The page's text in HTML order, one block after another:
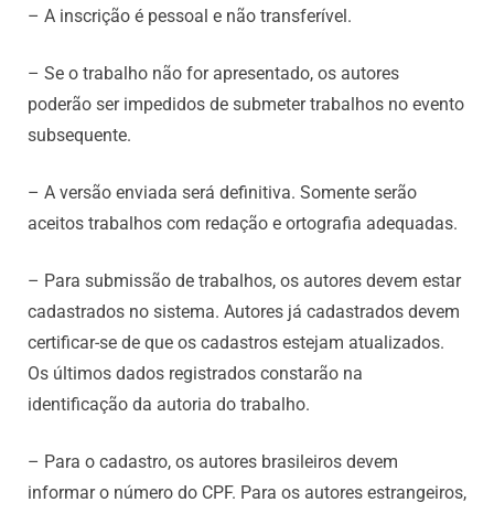
– A inscrição é pessoal e não transferível.
– Se o trabalho não for apresentado, os autores
poderão ser impedidos de submeter trabalhos no evento
subsequente.
– A versão enviada será definitiva. Somente serão
aceitos trabalhos com redação e ortografia adequadas.
– Para submissão de trabalhos, os autores devem estar
cadastrados no sistema. Autores já cadastrados devem
certificar-se de que os cadastros estejam atualizados.
Os últimos dados registrados constarão na
identificação da autoria do trabalho.
– Para o cadastro, os autores brasileiros devem
informar o número do CPF. Para os autores estrangeiros,